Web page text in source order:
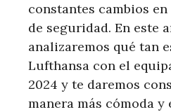
constantes cambios
de seguridad. En este
analizaremos qué tan
Lufthansa con el
2024 y te daremos
manera más cómoda y